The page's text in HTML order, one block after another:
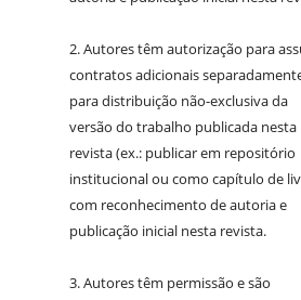
2. Autores têm autorização para
contratos adicionais
para distribuição não-exclusiva da
versão do trabalho publicada nesta
revista (ex.: publicar em repositório
institucional ou como capítulo de
com reconhecimento de autoria e
publicação inicial nesta revista.
3. Autores têm permissão e são